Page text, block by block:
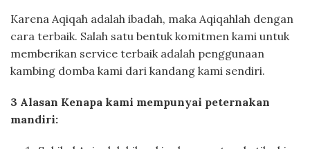
Karena Aqiqah adalah ibadah, maka Aqiqahlah dengan
cara terbaik. Salah satu bentuk komitmen kami untuk
memberikan service terbaik adalah penggunaan
kambing domba kami dari kandang kami sendiri.
3 Alasan Kenapa kami mempunyai peternakan
mandiri: